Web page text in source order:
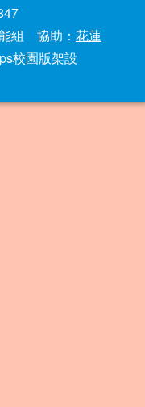
組 協助： 花蓮
校園版架設